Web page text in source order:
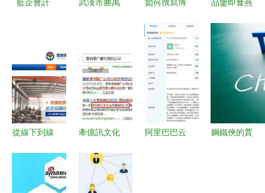
藍企會計
化經營許可
證服務的雙
重保障
武漢市勝禹
化經營，賦
能企業合規
發展
如何撰寫博
絡文化經營
許可證相關
內容收錄
品鑒即食燕
透明工廠引
領網絡文化
經營新浪潮
從線下到線
械行業的網
絡營銷轉型
牽億訊文化
打造高效網
絡營銷方
阿里巴巴云
鋼鐵俠的賈